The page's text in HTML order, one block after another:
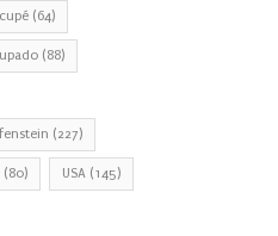
(64)
(88)
(227)
(80) USA (145)